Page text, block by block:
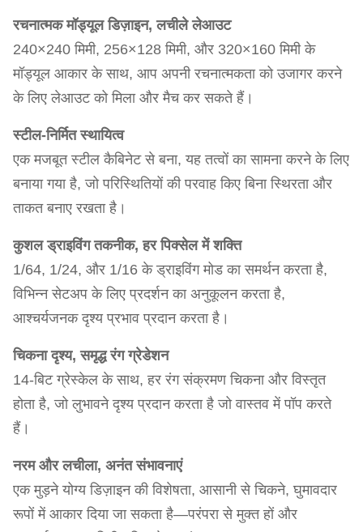
रचनात्मक मॉड्यूल डिज़ाइन, लचीले लेआउट
240×240 मिमी, 256×128 मिमी, और 320×160 मिमी के
मॉड्यूल आकार के साथ, आप अपनी रचनात्मकता को उजागर करने
के लिए लेआउट को मिला और मैच कर सकते हैं।
स्टील-निर्मित स्थायित्व
एक मजबूत स्टील कैबिनेट से बना, यह तत्वों का सामना करने के लिए
बनाया गया है, जो परिस्थितियों की परवाह किए बिना स्थिरता और
ताकत बनाए रखता है।
कुशल ड्राइविंग तकनीक, हर पिक्सेल में शक्ति
1/64, 1/24, और 1/16 के ड्राइविंग मोड का समर्थन करता है,
विभिन्न सेटअप के लिए प्रदर्शन का अनुकूलन करता है,
आश्चर्यजनक दृश्य प्रभाव प्रदान करता है।
चिकना दृश्य, समृद्ध रंग ग्रेडेशन
14-बिट ग्रेस्केल के साथ, हर रंग संक्रमण चिकना और विस्तृत
होता है, जो लुभावने दृश्य प्रदान करता है जो वास्तव में पॉप करते
हैं।
नरम और लचीला, अनंत संभावनाएं
एक मुड़ने योग्य डिज़ाइन की विशेषता, आसानी से चिकने, घुमावदार
रूपों में आकार दिया जा सकता है—परंपरा से मुक्त हों और